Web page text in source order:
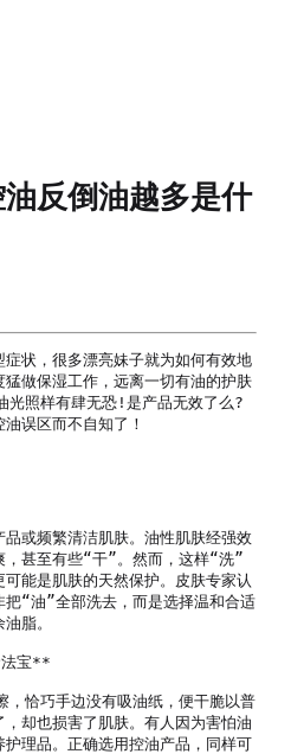
反倒油越多是什
症状，很多漂亮妹子就为如何有效地
做保湿工作，远离一切有油的护肤
光照样有肆无恐!是产品无效了么?
误区而不自知了！
或频繁清洁肌肤。油性肌肤经强效
甚至有些“干”。然而，这样“洗”
能是肌肤的天然保护。皮肤专家认
把“油”全部洗去，而是选择温和合适
脂。
法宝**
，恰巧手边没有吸油纸，便干脆以普
却也损害了肌肤。有人因为害怕油
理品。正确选用控油产品，同样可